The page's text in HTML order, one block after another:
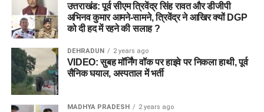
उत्तराखंड: पूर्व सीएम त्रिवेंद्र सिंह रावत और डीजीपी
अभिनव कुमार आमने-सामने, त्रिवेंद्र ने आखिर क्यों DGP
को दी हद में रहने की सलाह ?
DEHRADUN 2 years ago
VIDEO: सुबह मॉर्निंग वॉक पर हाइवे पर निकला हाथी, पूर्व
सैनिक घयाल, अस्पताल में भर्ती
MADHYA PRADESH 2 years ago